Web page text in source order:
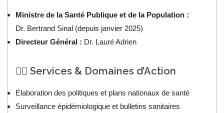
Ministre de la Santé Publique et de la Population :
Dr. Bertrand Sinal (depuis janvier 2025)
Directeur Général : Dr. Lauré Adrien
🧑‍⚕️ Services & Domaines d’Action
Élaboration des politiques et plans nationaux de santé
Surveillance épidémiologique et bulletins sanitaires